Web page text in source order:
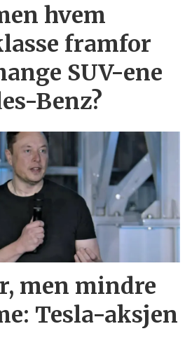
hvem
framfor
SUV-ene
Benz?
men mindre
Tesla-aksjen